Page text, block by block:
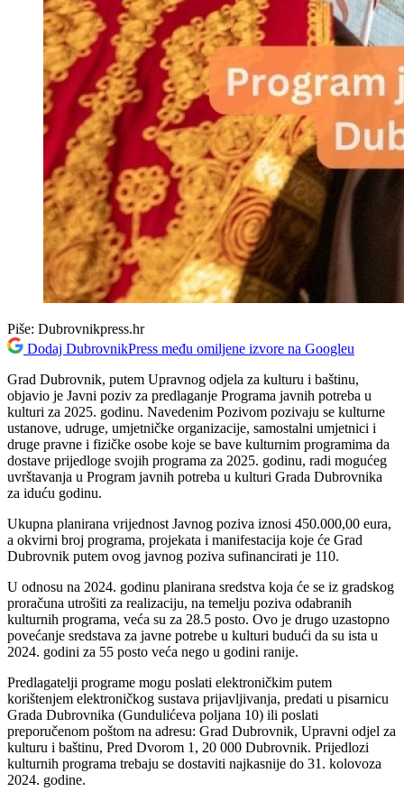
Piše: Dubrovnikpress.hr
Dodaj DubrovnikPress među omiljene izvore na Googleu
Grad Dubrovnik, putem Upravnog odjela za kulturu i baštinu,
objavio je Javni poziv za predlaganje Programa javnih potreba u
kulturi za 2025. godinu. Navedenim Pozivom pozivaju se kulturne
ustanove, udruge, umjetničke organizacije, samostalni umjetnici i
druge pravne i fizičke osobe koje se bave kulturnim programima da
dostave prijedloge svojih programa za 2025. godinu, radi mogućeg
uvrštavanja u Program javnih potreba u kulturi Grada Dubrovnika
za iduću godinu.
Ukupna planirana vrijednost Javnog poziva iznosi 450.000,00 eura,
a okvirni broj programa, projekata i manifestacija koje će Grad
Dubrovnik putem ovog javnog poziva sufinancirati je 110.
U odnosu na 2024. godinu planirana sredstva koja će se iz gradskog
proračuna utrošiti za realizaciju, na temelju poziva odabranih
kulturnih programa, veća su za 28.5 posto. Ovo je drugo uzastopno
povećanje sredstava za javne potrebe u kulturi budući da su ista u
2024. godini za 55 posto veća nego u godini ranije.
Predlagatelji programe mogu poslati elektroničkim putem
korištenjem elektroničkog sustava prijavljivanja, predati u pisarnicu
Grada Dubrovnika (Gundulićeva poljana 10) ili poslati
preporučenom poštom na adresu: Grad Dubrovnik, Upravni odjel za
kulturu i baštinu, Pred Dvorom 1, 20 000 Dubrovnik. Prijedlozi
kulturnih programa trebaju se dostaviti najkasnije do 31. kolovoza
2024. godine.